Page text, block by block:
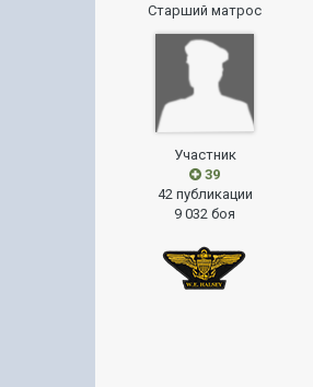
Старший матрос
Участник
39
42 публикации
9 032 боя